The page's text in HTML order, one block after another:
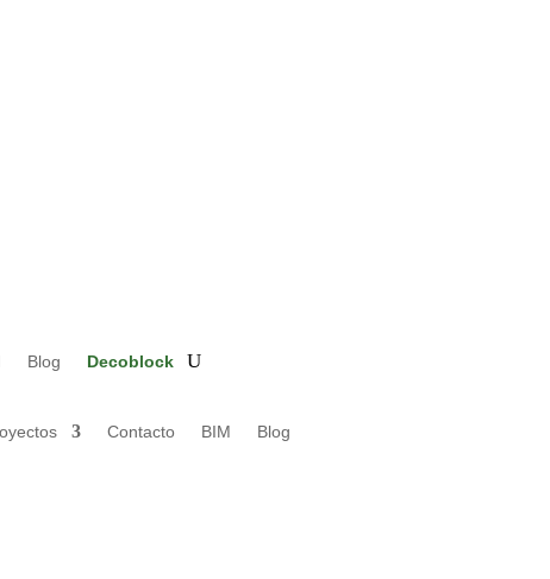
Blog Decoblock
Contacto BIM
Blog